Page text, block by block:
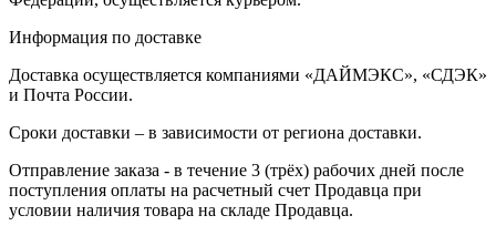
Информация по доставке
Доставка осуществляется компаниями «ДАЙМЭКС», «СДЭК»
и Почта России.
Сроки доставки – в зависимости от региона доставки.
Отправление заказа - в течение 3 (трёх) рабочих дней после
поступления оплаты на расчетный счет Продавца при
условии наличия товара на складе Продавца.